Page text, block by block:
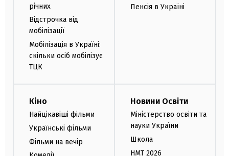
річних
Відстрочка від
мобілізації
Мобілізація в Україні:
скільки осіб мобілізує
ТЦК
Пенсія в Україні
Кіно
Найцікавіші фільми
Українські фільми
Фільми на вечір
Новини Освіти
Міністерство освіти та
науки України
Школа
НМТ 2026